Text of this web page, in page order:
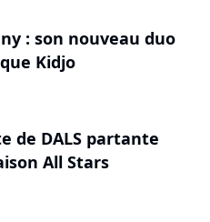
: son nouveau duo
Kidjo
de DALS partante
All Stars